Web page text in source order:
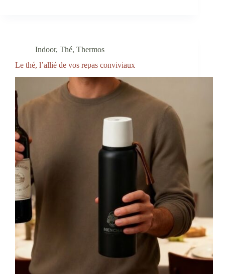
Indoor, Thé, Thermos
Le thé, l’allié de vos repas conviviaux